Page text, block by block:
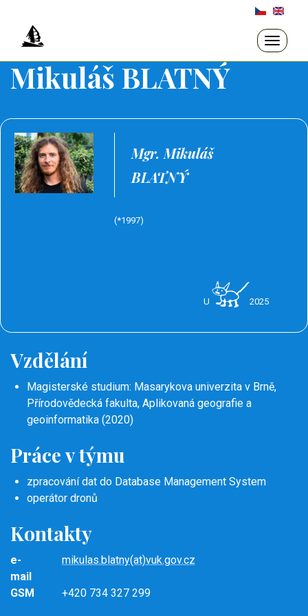
hlavnímu
Toggle
Mikuláš BLATNÝ
Mgr. Mikuláš
BLATNÝ
(*1997)
U 2025
Vzdělání
Magisterské studium: Masarykova univerzita v Brně,
Přírodovědecká fakulta, Aplikovaná geografie a
geoinformatika (2020)
Práce v týmu
zpracování dat do Database Management System
operátor dronů
Kontakty
e-
mail
mikulas.blatny(at)vuk.gov.cz
GSM +420 734 327 299